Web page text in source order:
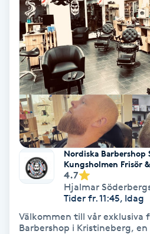
Skönhet
Slingor
Sockring
Spa
Spa manikyr & pedikyr
Spa-pedikyr
Nordiska Barbershop
Kungsholmen Frisör
4.7
Hjalmar
Tider fr. 11:45, Idag
Välkommen till vår exklusiva
Barbershop i Kristineberg,